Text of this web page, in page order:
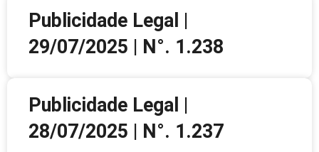
Publicidade Legal |
29/07/2025 | N°. 1.238
Publicidade Legal |
28/07/2025 | N°. 1.237